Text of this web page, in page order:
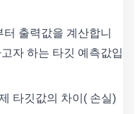
출력값을 계산합니
자 하는 타깃 예측값입
타깃값의 차이( 손실)